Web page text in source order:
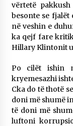
EDHE SI NJË
12/09/2025
Gazeta Kallarati nr.
06/02/2025
vërtetë
besonte se
në veshin e
ka qejf fare
Hillary Klintonit
Po cilët ishin
kryemesazhi
Cka do të thotë
doni më shumë
të doni më
luftoni